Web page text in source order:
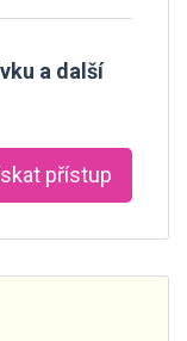
a další
přístup